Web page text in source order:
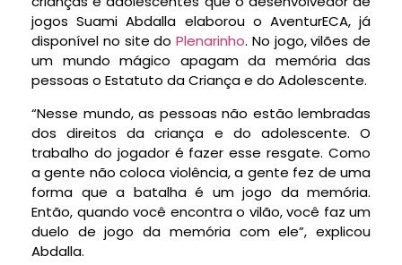
jogos Suami Abdalla elaborou o AventurECA, já
disponível no site do Plenarinho. No jogo, vilões de
um mundo mágico apagam da memória das
pessoas o Estatuto da Criança e do Adolescente.
“Nesse mundo, as pessoas não estão lembradas
dos direitos da criança e do adolescente. O
trabalho do jogador é fazer esse resgate. Como
a gente não coloca violência, a gente fez de uma
forma que a batalha é um jogo da memória.
Então, quando você encontra o vilão, você faz um
duelo de jogo da memória com ele”, explicou
Abdalla.